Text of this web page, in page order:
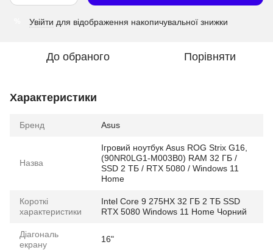
Увійти для відображення накопичувальної знижки
До обраного Порівняти
Характеристики
Бренд Asus
Назва
Ігровий ноутбук Asus ROG Strix G16,
(90NR0LG1-M003B0) RAM 32 ГБ /
SSD 2 ТБ / RTX 5080 / Windows 11
Home
Короткі
характеристики
Intel Core 9 275HX 32 ГБ 2 ТБ SSD
RTX 5080 Windows 11 Home Чорний
Діагональ
екрану
16"